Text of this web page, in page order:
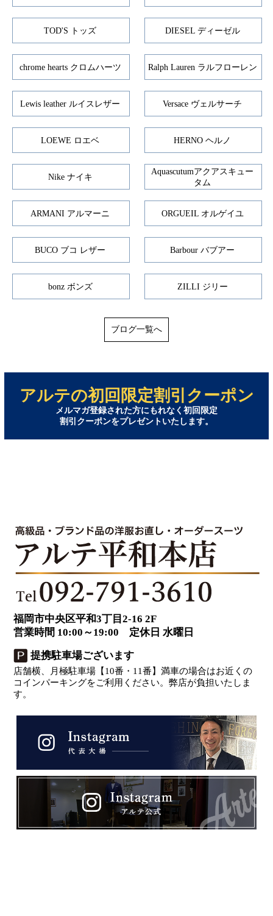
TOD'S トッズ DIESEL ディーゼル
chrome hearts クロムハーツ Ralph Lauren ラルフローレン
Lewis leather ルイスレザー Versace ヴェルサーチ
LOEWE ロエベ HERNO ヘルノ
Nike ナイキ
Aquascutumアクアスキュー
タム
ARMANI アルマーニ ORGUEIL オルゲイユ
BUCO ブコ レザー Barbour バブアー
bonz ボンズ ZILLI ジリー
ブログ一覧へ
アルテの初回限定割引クーポン
メルマガ登録された方にもれなく初回限定
割引クーポンをプレゼントいたします。
福岡市中央区平和3丁目2-16 2F
営業時間 10:00～19:00 定休日 水曜日
提携駐車場ございます
店舗横、月極駐車場【10番・11番】満車の場合はお近くの
コインパーキングをご利用ください。弊店が負担いたしま
す。